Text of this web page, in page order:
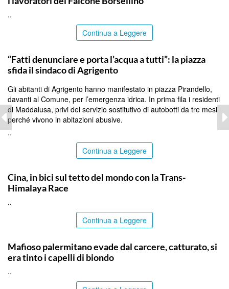
..
Continua a Leggere
“Fatti denunciare e porta l’acqua a tutti”: la piazza
sfida il sindaco di Agrigento
Gli abitanti di Agrigento hanno manifestato in piazza Pirandello,
davanti al Comune, per l’emergenza idrica. In prima fila i residenti
di Maddalusa, privi del servizio sostitutivo di autobotti da tre mesi
perché vivono in abitazioni abusive.
..
Continua a Leggere
Cina, in bici sul tetto del mondo con la Trans-
Himalaya Race
..
Continua a Leggere
Mafioso palermitano evade dal carcere, catturato, si
era tinto i capelli di biondo
..